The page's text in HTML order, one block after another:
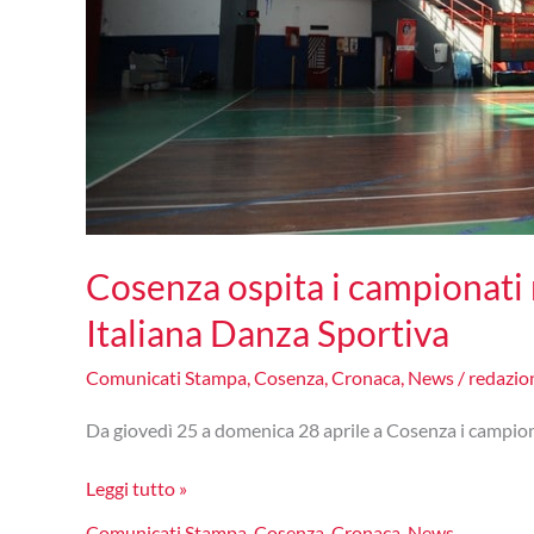
Cosenza ospita i
Italiana Danza Sportiva
Comunicati Stampa,Cosenza,Cronaca, News /
Da giovedì 25 a domenica 28 aprile a Cosenza i
Cosenza
Leggi tutto »